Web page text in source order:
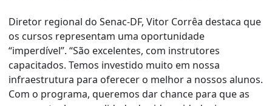
Diretor regional do Senac-DF, Vitor Corrêa destaca que
os cursos representam uma oportunidade
“imperdível”. “São excelentes, com instrutores
capacitados. Temos investido muito em nossa
infraestrutura para oferecer o melhor a nossos alunos.
Com o programa, queremos dar chance para que as